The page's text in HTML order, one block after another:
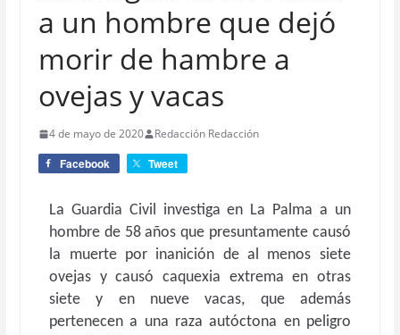
a un hombre que dejó
morir de hambre a
ovejas y vacas
4 de mayo de 2020 Redacción Redacción
Facebook Tweet
La Guardia Civil investiga en La Palma a un
hombre de 58 años que presuntamente causó
la muerte por inanición de al menos siete
ovejas y causó caquexia extrema en otras
siete y en nueve vacas, que además
pertenecen a una raza autóctona en peligro